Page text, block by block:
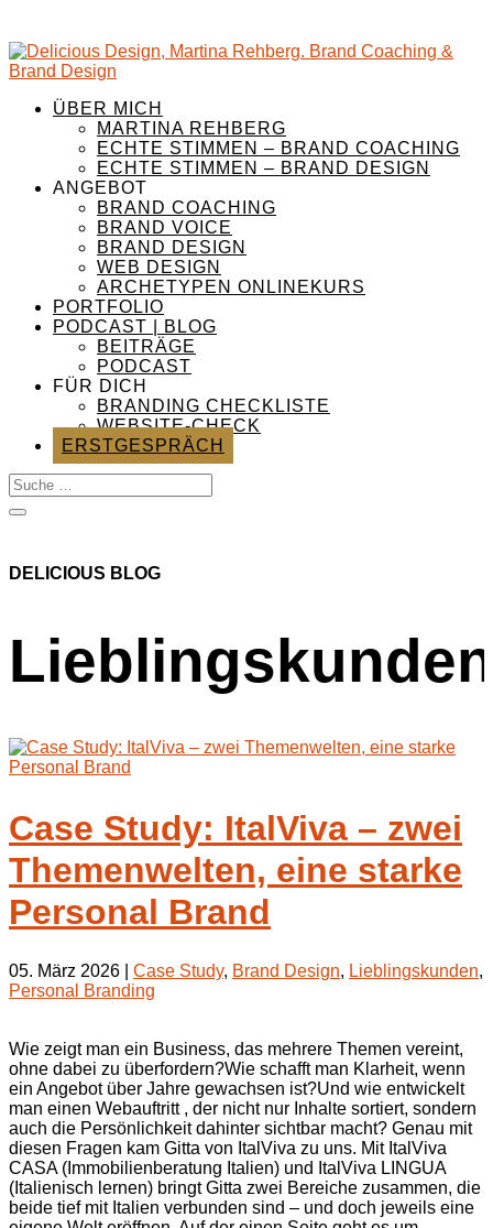
ÜBER MICH
MARTINA REHBERG
ECHTE STIMMEN – BRAND COACHING
ECHTE STIMMEN – BRAND DESIGN
ANGEBOT
BRAND COACHING
BRAND VOICE
BRAND DESIGN
WEB DESIGN
ARCHETYPEN ONLINEKURS
PORTFOLIO
PODCAST | BLOG
BEITRÄGE
PODCAST
FÜR DICH
BRANDING CHECKLISTE
WEBSITE-CHECK
ERSTGESPRÄCH
DELICIOUS BLOG
Lieblingskunden
Case Study: ItalViva – zwei
Themenwelten, eine starke
Personal Brand
05. März 2026 Case Study, Brand Design, Lieblingskunden,
Personal Branding
Wie zeigt man ein Business, das mehrere Themen vereint,
ohne dabei zu überfordern?Wie schafft man Klarheit, wenn
ein Angebot über Jahre gewachsen ist?Und wie entwickelt
man einen Webauftritt , der nicht nur Inhalte sortiert, sondern
auch die Persönlichkeit dahinter sichtbar macht? Genau mit
diesen Fragen kam Gitta von ItalViva zu uns. Mit ItalViva
CASA (Immobilienberatung Italien) und ItalViva LINGUA
(Italienisch lernen) bringt Gitta zwei Bereiche zusammen, die
beide tief mit Italien verbunden sind – und doch jeweils eine